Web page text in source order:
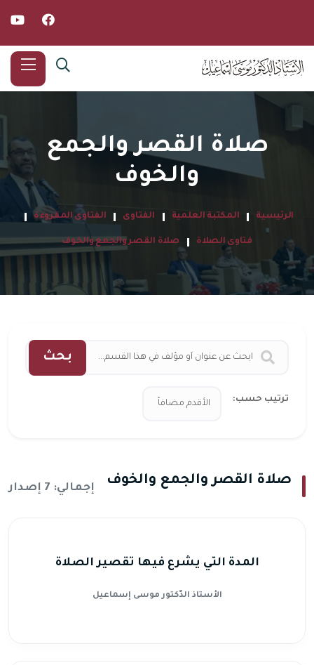
صلاة القصر والجمع
والخوف
الرئيسية المكتبة العلمية الفتاوى الفتاوى المقروءة
فتاوى الصلاة صلاة القصر والجمع والخوف
بحث
ترتيب حسب:
صلاة القصر والجمع والخوف إجمالي: 7 إصدار
المدة التي يشرع فيها تقصير الصلاة
الأستاذ الدّكتور موسى إسماعيل